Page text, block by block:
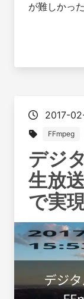
が難しかっ
2017-
FFmpeg
デジ
生放
で実